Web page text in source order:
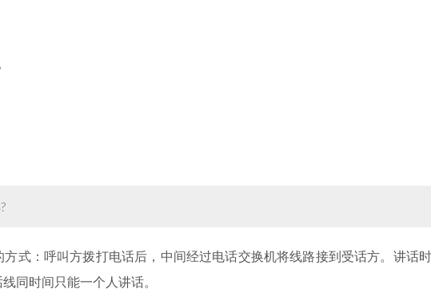
方式：呼叫方拨打电话后，中间经过电话交换机将线路接到受话方。讲话
同时间只能一个人讲话。